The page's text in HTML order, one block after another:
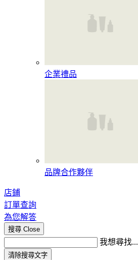
企業禮品
品牌合作夥伴
店鋪
訂單查詢
為您解答
搜尋 Close
我想尋找...
清除搜尋文字